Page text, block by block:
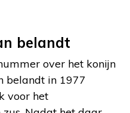
belandt
over het konijn
belandt in 1977
voor het